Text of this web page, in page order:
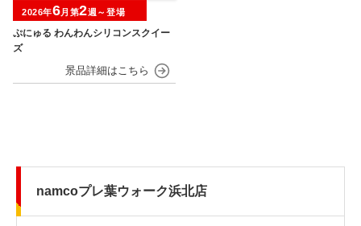
ぷにゅる わんわんシリコンスクイー
ズ
2026年6月第2週～登場
namcoプレ葉ウォーク浜北店